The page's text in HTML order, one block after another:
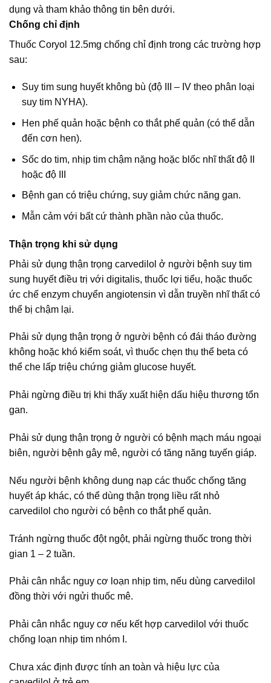
dụng và tham khảo thông tin bên dưới.
Chống chỉ định
Thuốc Coryol 12.5mg chống chỉ định trong các trường hợp
sau:
Suy tim sung huyết không bù (độ III – IV theo phân loại
suy tim NYHA).
Hen phế quản hoặc bệnh co thắt phế quản (có thể dẫn
đến cơn hen).
Sốc do tim, nhịp tim chậm nặng hoặc blốc nhĩ thất độ II
hoặc độ III
Bệnh gan có triệu chứng, suy giảm chức năng gan.
Mẫn cảm với bất cứ thành phần nào của thuốc.
Thận trọng khi sử dụng
Phải sử dụng thận trọng carvedilol ở người bệnh suy tim
sung huyết điều trị với digitalis, thuốc lợi tiểu, hoặc thuốc
ức chế enzym chuyển angiotensin vì dẫn truyền nhĩ thất có
thể bị chậm lại.
Phải sử dụng thận trọng ở người bệnh có đái tháo đường
không hoặc khó kiểm soát, vì thuốc chẹn thụ thể beta có
thể che lấp triệu chứng giảm glucose huyết.
Phải ngừng điều trị khi thấy xuất hiện dấu hiệu thương tổn
gan.
Phải sử dụng thận trọng ở người có bệnh mạch máu ngoại
biên, người bệnh gây mê, người có tăng năng tuyến giáp.
Nếu người bệnh không dung nạp các thuốc chống tăng
huyết áp khác, có thể dùng thận trọng liều rất nhỏ
carvedilol cho người có bệnh co thắt phế quản.
Tránh ngừng thuốc đột ngột, phải ngừng thuốc trong thời
gian 1 – 2 tuần.
Phải cân nhắc nguy cơ loạn nhịp tim, nếu dùng carvedilol
đồng thời với ngửi thuốc mê.
Phải cân nhắc nguy cơ nếu kết hợp carvedilol với thuốc
chống loạn nhịp tim nhóm I.
Chưa xác định được tính an toàn và hiệu lực của